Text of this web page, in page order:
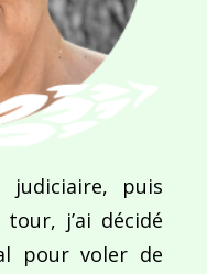
judiciaire, puis
j’ai décidé
pour voler de